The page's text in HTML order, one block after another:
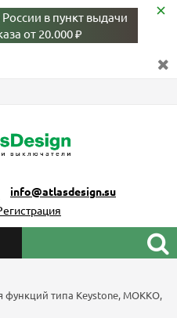
в пункт выдачи
от 20.000 ₽
info@atlasdesign.su
функций типа Keystone, МОККО,